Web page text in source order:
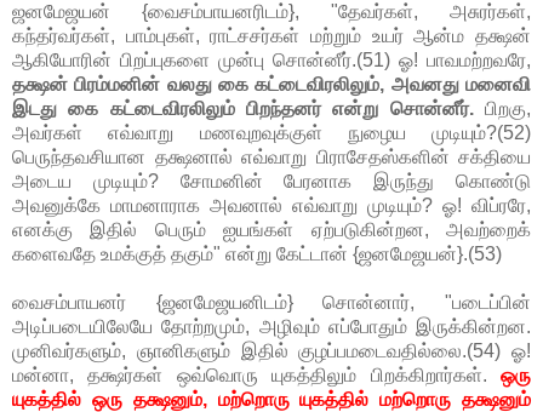
ஜனமேஜயன் {வைசம்பாயனரிடம்}, "தேவர்கள், அசுரர்கள்,
கந்தர்வர்கள், பாம்புகள், ராட்சசர்கள் மற்றும் உயர் ஆன்ம தக்ஷன்
ஆகியோரின் பிறப்புகளை முன்பு சொன்னீர்.(51) ஓ! பாவமற்றவரே,
தக்ஷன் பிரம்மனின் வலது கை கட்டைவிரலிலும், அவனது மனைவி
இடது கை கட்டைவிரலிலும் பிறந்தனர் என்று சொன்னீர்.பிறகு,
அவர்கள் எவ்வாறு மணவுறவுக்குள் நுழைய முடியும்?(52)
பெருந்தவசியான தக்ஷனால் எவ்வாறு பிராசேதஸ்களின் சக்தியை
அடைய முடியும்? சோமனின் பேரனாக இருந்து கொண்டு
அவனுக்கே மாமனாராக அவனால் எவ்வாறு முடியும்? ஓ! விப்ரரே,
எனக்கு இதில் பெரும் ஐயங்கள் ஏற்படுகின்றன, அவற்றைக்
களைவதே உமக்குத் தகும்" என்று கேட்டான் {ஜனமேஜயன்}.(53)
வைசம்பாயனர் {ஜனமேஜயனிடம்} சொன்னார், "படைப்பின்
அடிப்படையிலேயே தோற்றமும், அழிவும் எப்போதும் இருக்கின்றன.
முனிவர்களும், ஞானிகளும் இதில் குழப்பமடைவதில்லை.(54) ஓ!
மன்னா, தக்ஷர்கள் ஒவ்வொரு யுகத்திலும் பிறக்கிறார்கள். ஒரு
யுகத்தில் ஒரு தக்ஷனும், மற்றொரு யுகத்தில் மற்றொரு தக்ஷனும்